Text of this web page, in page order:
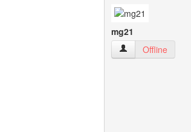
mg21
mg21 Benutzer-
Offline